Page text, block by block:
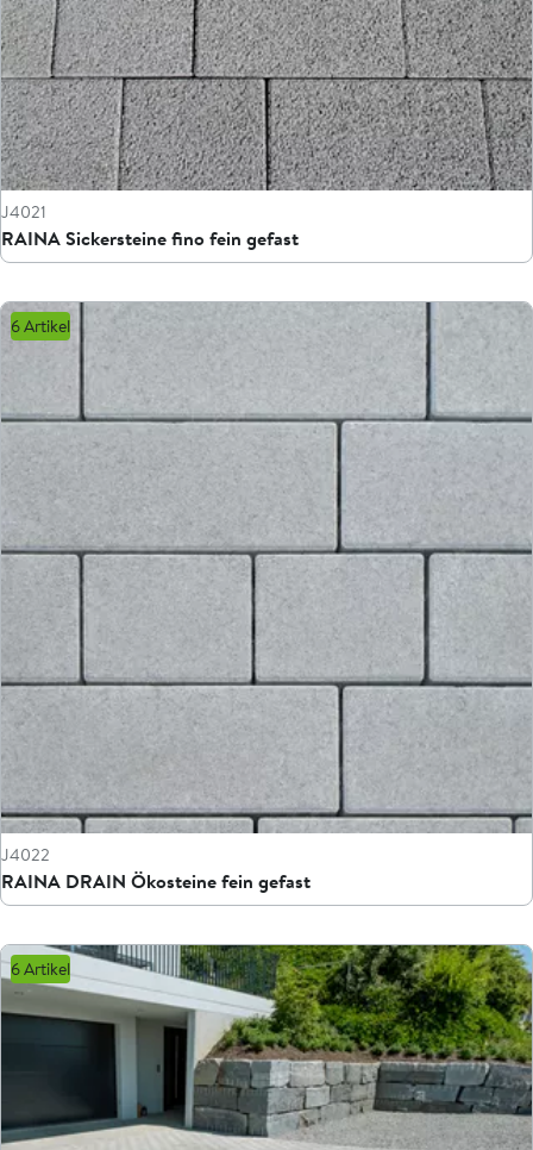
J4021
RAINA Sickersteine fino fein gefast
6 Artikel
J4022
RAINA DRAIN Ökosteine fein gefast
6 Artikel